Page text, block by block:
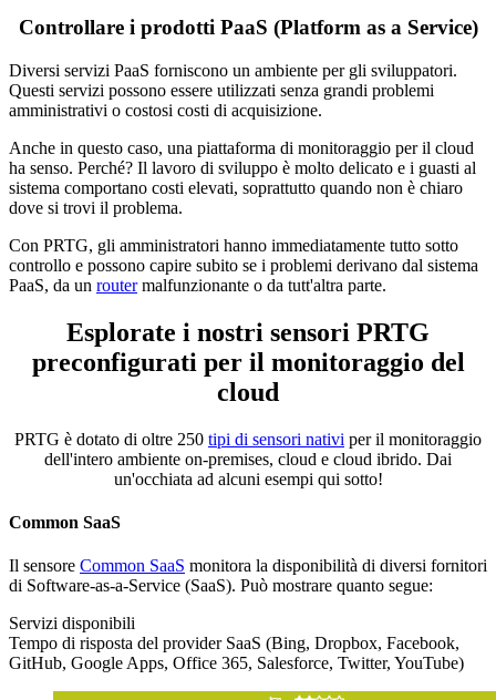
Controllare i prodotti PaaS (Platform as a Service)
Diversi servizi PaaS forniscono un ambiente per gli sviluppatori.
Questi servizi possono essere utilizzati senza grandi problemi
amministrativi o costosi costi di acquisizione.
Anche in questo caso, una piattaforma di monitoraggio per il cloud
ha senso. Perché? Il lavoro di sviluppo è molto delicato e i guasti al
sistema comportano costi elevati, soprattutto quando non è chiaro
dove si trovi il problema.
Con PRTG, gli amministratori hanno immediatamente tutto sotto
controllo e possono capire subito se i problemi derivano dal sistema
PaaS, da un routermalfunzionante o da tutt'altra parte.
Esplorate i nostri sensori PRTG
preconfigurati per il monitoraggio del
cloud
PRTG è dotato di oltre 250 tipi di sensori nativi per il monitoraggio
dell'intero ambiente on-premises, cloud e cloud ibrido. Dai
un'occhiata ad alcuni esempi qui sotto!
Common SaaS
Il sensore Common SaaS monitora la disponibilità di diversi fornitori
di Software-as-a-Service (SaaS). Può mostrare quanto segue:
Servizi disponibili
Tempo di risposta del provider SaaS (Bing, Dropbox, Facebook,
GitHub, Google Apps, Office 365, Salesforce, Twitter, YouTube)